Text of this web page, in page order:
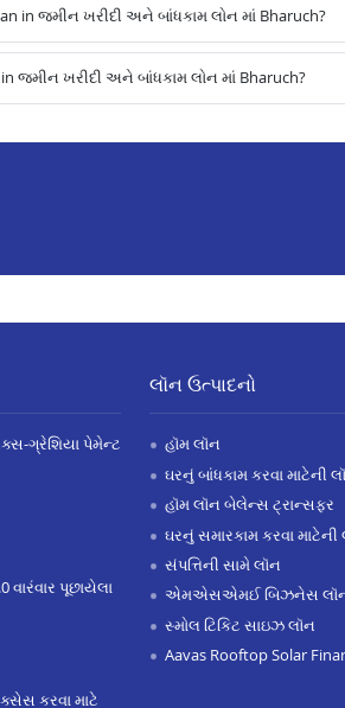
in જમીન ખરીદી અને બાંધકામ લોન માં Bharuch?
જમીન ખરીદી અને બાંધકામ લોન માં Bharuch?
ગ્રેશિયા પેમેન્ટ
વારંવાર પૂછાયેલા
કરવા માટે
લૉન ઉત્પાદનો
હૉમ લૉન
ઘરનું બાંધકામ કરવા માટેની
હૉમ લૉન બેલેન્સ ટ્રાન્સફર
ઘરનું સમારકામ કરવા માટેની
સંપત્તિની સામે લૉન
એમએસએમઈ બિઝનેસ
સ્મોલ ટિકિટ સાઇઝ લૉન
Aavas Rooftop Solar